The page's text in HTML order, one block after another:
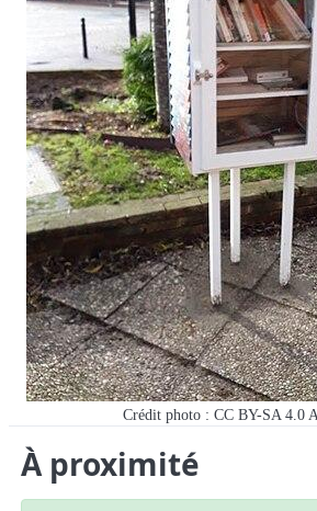
Crédit photo : CC BY-SA 4.0
À proximité